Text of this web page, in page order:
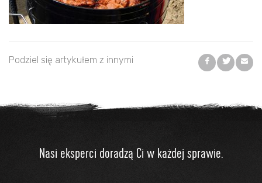
Podziel się artykułem z innymi
Nasi eksperci doradzą Ci w każdej sprawie.